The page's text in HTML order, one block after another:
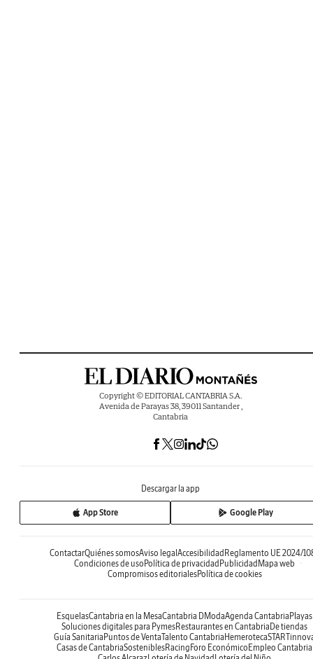
Copyright © EDITORIAL CANTABRIA S.A.
Avenida de Parayas 38, 39011 Santander ,
Cantabria
Descargar la app
App Store Google Play
ContactarQuiénes somosAviso legalAccesibilidadReglamento UE 2024/
Condiciones de usoPolítica de privacidadPublicidadMapa web
Compromisos editorialesPolítica de cookies
EsquelasCantabria en la MesaCantabria DModaAgenda CantabriaPlayas
Soluciones digitales para PymesRestaurantes en CantabriaDe tiendas
Guía SanitariaPuntos de VentaTalento CantabriaHemeroteca
Casas de CantabriaSosteniblesRacingForo EconómicoEmpleo Cantabria